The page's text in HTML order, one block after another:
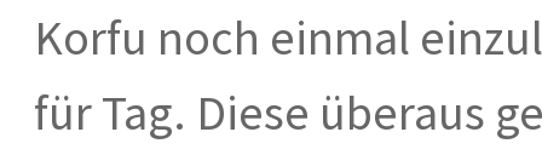
Korfu noch einmal
für Tag. Diese überaus